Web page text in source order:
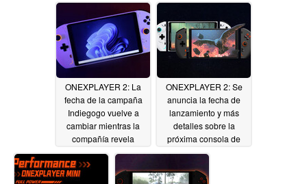
ONEXPLAYER 2: La
fecha de la campaña
Indiegogo vuelve a
cambiar mientras la
compañía revela
precios y
configuraciones de
memoria
12/16/2022
ONEXPLAYER 2: Se
anuncia la fecha de
lanzamiento y más
detalles sobre la
próxima consola de
juegos11/30/2022